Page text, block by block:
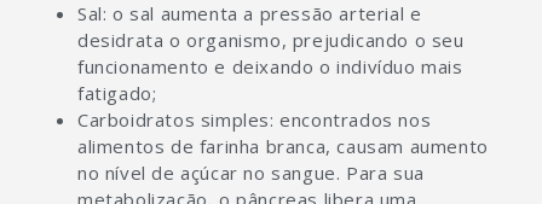
Sal: o sal aumenta a pressão arterial e
desidrata o organismo, prejudicando o seu
funcionamento e deixando o indivíduo mais
fatigado;
Carboidratos simples: encontrados nos
alimentos de farinha branca, causam aumento
no nível de açúcar no sangue. Para sua